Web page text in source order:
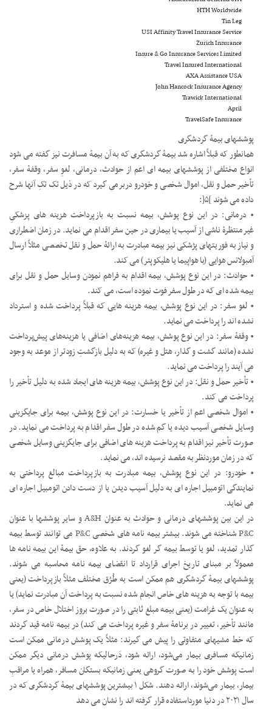
HTH Worldwide
Tin Leg
USI Affinity Travel Insurance Service
Zurich Insurance
Insure & Go Insurance Services Limited
Travel Insured International
AXA Assistance USA
John Hancock Insurance Agency
Trawick International
April
TravelSafe Insurance
پوششهای بیمۀ گردشگری
همانطور که قبلاً اشاره شد بیمۀ گردشگری که به آن بیمۀ مسافرت نیز گفته می شود
انواع مختلفی از پوششهای بیمه ای اعم از حوادث، درمانی، لغوِ سفر، وقفۀ سفر،
تأخیر حمل و نقل، اموال شخصی و خودرو دربرمی گیرد که در ذیل تک تکِ آنها شرح
داده می شوند ]۵[:
• درمانی: در این نوع پوشش، بیمه نسبت به بازپرداخت هزینه های پزشکیِ
غیرمنتظرۀ ناشی از آسیب یا بیماری در حین سفر اقدام می نماید. در زمان اضطراری
و نیاز به فوریتهای پژشکی نیز بیمه مبادرت به ارائۀ حمل و نقل تخصصی مثلاً ارسال
آمبولانس هوایی (با هواپیما یا هلیکوپتر) می کند.
• حوادث: در این نوع پوشش، بیمه اقدام به فراهم نمودن وسایل حمل و نقل برای
بیمه شده ای که در طول سفر فوت نموده است، می کند.
• لغو سفر: در این نوع پوشش، بیمه هزینه هایی که قبلاً پرداخت شده و استرداد
نشده اند را پرداخت می نماید.
• وقفۀ سفر: در این نوع پوشش، بیمه هزینه‌های اضافی یا هزینه‌های پیش‌پرداخت
نشده (مانند گشت ‌و گذار، هتل و غیره) که به دلیل بازگشتِ زودتر از موعد به وجود
می آیند را پرداخت می نماید.
• تأخیر حمل و نقل: در این نوع پوشش، بیمه هزینه های ایجاد شده به دلیل تأخیر را
پرداخت می کند.
• اموال شخصی اعم از تأخیر یا خسارت: در این نوع پوشش، بیمه برای جایگزینی
وسایل شخصی آسیب دیده یا گم شده در طول سفر اقدام به پرداخت می نماید. در
صورت تأخیر نیز اقدام به پرداخت هزینه های اضافی برای جایگزینی وسایل شخصی
که در زمان موردنظر به مقصد نرسیده اند، می نماید.
• خودرو: در این نوع پوشش، بیمه مبادرت به بازپرداخت مبالغ پرداختی به
نمایندگی اتومبیل اجاره ای به دلیل آسیب دیدن یا از دست دادن اتومبیل اجاره ای
می نماید.
در این بین پوششهای درمانی و حوادث به عنوان A&H و سایر پوششها با عنوان
P&C شناخته می شوند. بیشتر بیمه نامه های شخصی P&C می توانند توسط بیمه
گذار تمدید، لغو یا توسط بیمه گر لغو گردند. به علاوه، حق بیمۀ این بیمه نامه ها
معمولاً بر مبنای تاریخ اجرای قرارداد تا انقضای بیمه نامه محاسبه می شوند.
پوششهای بیمۀ گردشگری هم ممکن است به طُرُق مختلف مثلاً بازپرداخت (یعنی
بیمه با توجه به هزینه های خاص انجام شده نسبت به پرداخت آن مبادرت نماید) یا
به عنوان یک غرامت (یعنی بیمه مبلغ ثابتی را در صورت بروز اختلال خاص در سفر،
مانند تأخیر، تغییر در برنامۀ سفر و غیره پرداخت می کند) در بیمه نامه قید گردند
که خط مشیهای متفاوتی را پیش می گیرند: مثلاً یک پوشش درمانی ممکن است
زمانیکه مسافری بیمار می‌شود، ارائه شود، دَرحالیکه پوشش درمانی دیگر ممکن
است پوشش خود را به صورت گروهی یعنی زمانیکه بستگان مسافر، همراه یا مراقبِ
بیمار، بیمار می‌شوند، ارائه دهند. شکل ۱ بیشترین پوششهای بیمۀ گردشگری که در
سال ۲۰۲۱ در دنیا مورداستفاده قرار گرفته اند را نشان می دهد